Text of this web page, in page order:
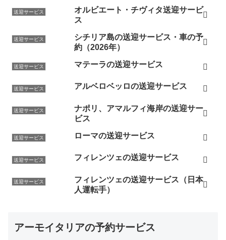
送迎サービス
オルビエート・チヴィタ送迎サービ
ス
送迎サービス
シチリア島の送迎サービス・車の予
約（2026年）
送迎サービス マテーラの送迎サービス
送迎サービス アルベロベッロの送迎サービス
送迎サービス
ナポリ、アマルフィ海岸の送迎サー
ビス
送迎サービス ローマの送迎サービス
送迎サービス フィレンツェの送迎サービス
送迎サービス
フィレンツェの送迎サービス（日本
人運転手）
アーモイタリアの予約サービス